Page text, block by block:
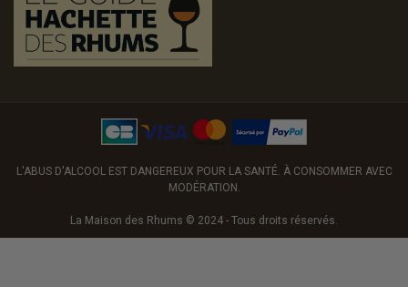
L'ABUS D'ALCOOL EST DANGEREUX POUR LA SANTÉ. À CONSOMMER AVEC
MODÉRATION.
La Maison des Rhums © 2024 - Tous droits réservés.